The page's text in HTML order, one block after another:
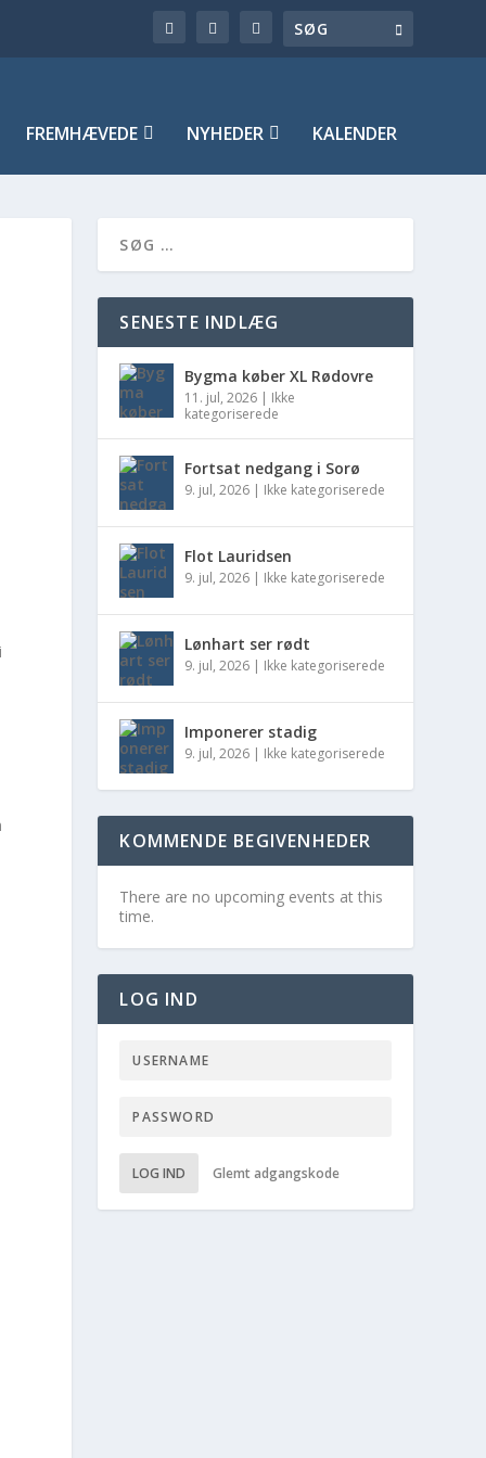
FREMHÆVEDE NYHEDER KALENDER
SENESTE INDLÆG
Bygma køber XL Rødovre
11. jul, 2026 | Ikke
kategoriserede
Fortsat nedgang i Sorø
9. jul, 2026 | Ikke kategoriserede
Flot Lauridsen
9. jul, 2026 | Ikke kategoriserede
Lønhart ser rødt
9. jul, 2026 | Ikke kategoriserede
Imponerer stadig
9. jul, 2026 | Ikke kategoriserede
KOMMENDE BEGIVENHEDER
There are no upcoming events at this
time.
LOG IND
LOG IND Glemt adgangskode